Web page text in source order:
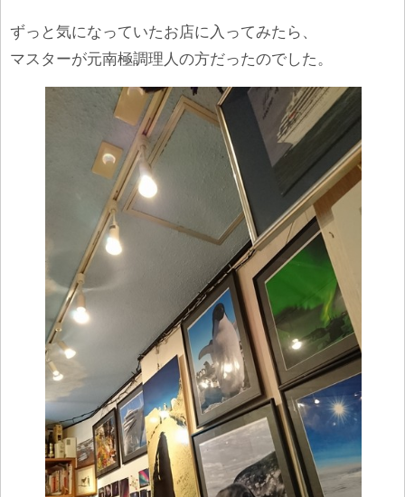
ずっと気になっていたお店に入ってみたら、
マスターが元南極調理人の方だったのでした。